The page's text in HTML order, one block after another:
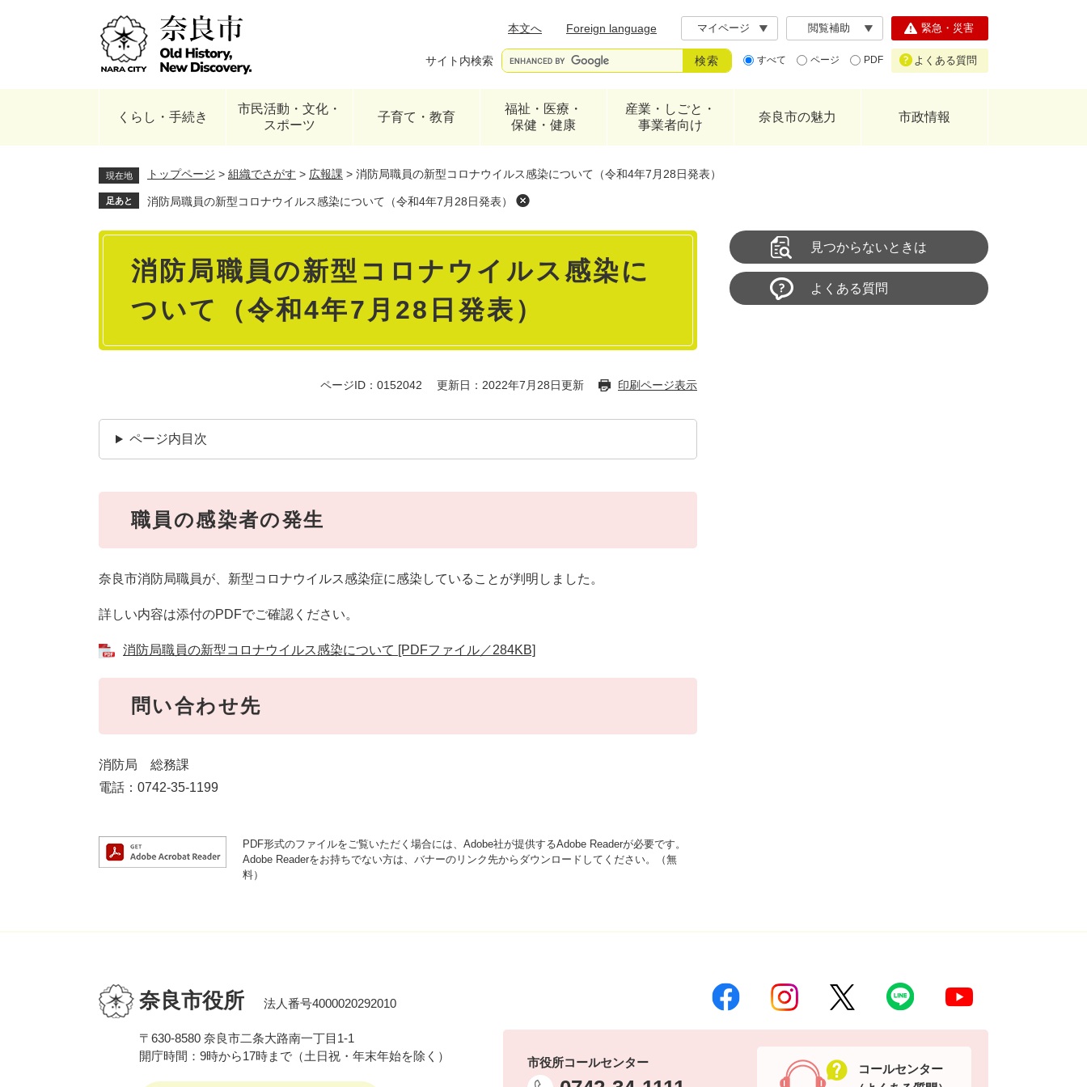
本文へ
Foreign language マイページ 閲覧補助
サイト内検索 すべて ページ PDF
緊急・災害
よくある質問
くらし・手続き
市民活動・文化・
スポーツ
子育て・教育
福祉・医療・
保健・健康
産業・しごと・
事業者向け
奈良市の魅力 市政情報
現在地 トップページ > 組織でさがす > 広報課 > 消防局職員の新型コロナウイルス感染について（令和4年7月28日発表）
足あと 消防局職員の新型コロナウイルス感染について（令和4年7月28日発表）
本
消防局職員の新型コロナウイルス感染に
ついて（令和4年7月28日発表）
ページID：0152042 更新日：2022年7月28日更新 印刷ページ表示
ページ内目次
職員の感染者の発生
奈良市消防局職員が、新型コロナウイルス感染症に感染していることが判明しました。
詳しい内容は添付のPDFでご確認ください。
消防局職員の新型コロナウイルス感染について [PDFファイル／284KB]
問い合わせ先
消防局 総務課
電話：0742-35-1199
PDF形式のファイルをご覧いただく場合には、Adobe社が提供するAdobe Readerが必要です。
Adobe Readerをお持ちでない方は、バナーのリンク先からダウンロードしてください。（無
料）
見つからないときは
よくある質問
奈良市役所 法人番号4000020292010
〒630-8580 奈良市二条大路南一丁目1-1
開庁時間：9時から17時まで（土日祝・年末年始を除く）
市役所コールセンター
コールセンター